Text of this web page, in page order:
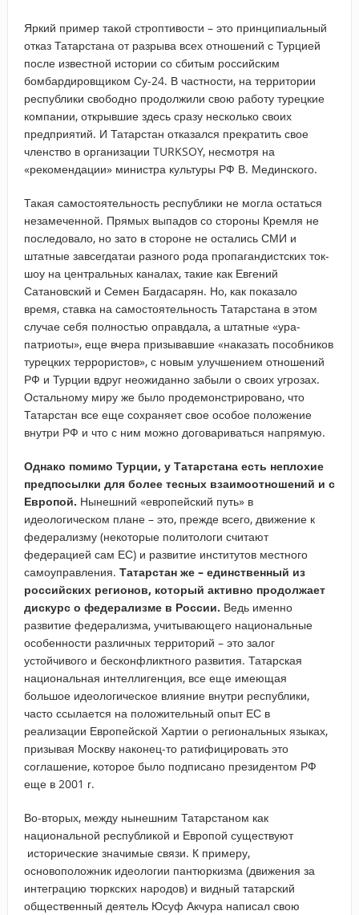
Яркий пример такой строптивости – это принципиальный
отказ Татарстана от разрыва всех отношений с Турцией
после известной истории со сбитым российским
бомбардировщиком Су-24. В частности, на территории
республики свободно продолжили свою работу турецкие
компании, открывшие здесь сразу несколько своих
предприятий. И Татарстан отказался прекратить свое
членство в организации TURKSOY, несмотря на
«рекомендации» министра культуры РФ В. Мединского.
Такая самостоятельность республики не могла остаться
незамеченной. Прямых выпадов со стороны Кремля не
последовало, но зато в стороне не остались СМИ и
штатные завсегдатаи разного рода пропагандистских ток-
шоу на центральных каналах, такие как Евгений
Сатановский и Семен Багдасарян. Но, как показало
время, ставка на самостоятельность Татарстана в этом
случае себя полностью оправдала, а штатные «ура-
патриоты», еще вчера призывавшие «наказать пособников
турецких террористов», с новым улучшением отношений
РФ и Турции вдруг неожиданно забыли о своих угрозах.
Остальному миру же было продемонстрировано, что
Татарстан все еще сохраняет свое особое положение
внутри РФ и что с ним можно договариваться напрямую.
Однако помимо Турции, у Татарстана есть неплохие
предпосылки для более тесных взаимоотношений и с
Европой. Нынешний «европейский путь» в
идеологическом плане – это, прежде всего, движение к
федерализму (некоторые политологи считают
федерацией сам ЕС) и развитие институтов местного
самоуправления. Татарстан же – единственный из
российских регионов, который активно продолжает
дискурс о федерализме в России. Ведь именно
развитие федерализма, учитывающего национальные
особенности различных территорий – это залог
устойчивого и бесконфликтного развития. Татарская
национальная интеллигенция, все еще имеющая
большое идеологическое влияние внутри республики,
часто ссылается на положительный опыт ЕС в
реализации Европейской Хартии о региональных языках,
призывая Москву наконец-то ратифицировать это
соглашение, которое было подписано президентом РФ
еще в 2001 г.
Во-вторых, между нынешним Татарстаном как
национальной республикой и Европой существуют
исторические значимые связи. К примеру,
основоположник идеологии пантюркизма (движения за
интеграцию тюркских народов) и видный татарский
общественный деятель Юсуф Акчура написал свою